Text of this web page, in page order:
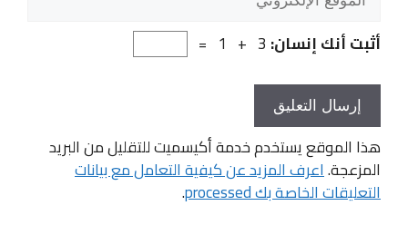
الإلكتروني
أثبت أنك إنسان: 3 + 1 =
هذا الموقع يستخدم خدمة أكيسميت للتقليل من البريد
المزعجة.اعرف المزيد عن كيفية التعامل مع بيانات
التعليقات الخاصة بك processed .